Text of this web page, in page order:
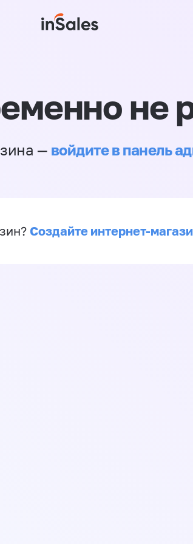
не
— войдите в панель
Создайте интернет-